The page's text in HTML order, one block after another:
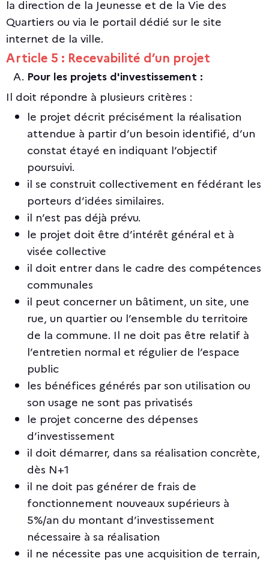
la direction de la Jeunesse et de la Vie des
Quartiers ou via le portail dédié sur le site
internet de la ville.
Article 5 : Recevabilité d’un projet
Pour les projets d'investissement :
Il doit répondre à plusieurs critères :
le projet décrit précisément la réalisation
attendue à partir d’un besoin identifié, d’un
constat étayé en indiquant l’objectif
poursuivi.
il se construit collectivement en fédérant les
porteurs d’idées similaires.
il n’est pas déjà prévu.
le projet doit être d’intérêt général et à
visée collective
il doit entrer dans le cadre des compétences
communales
il peut concerner un bâtiment, un site, une
rue, un quartier ou l’ensemble du territoire
de la commune. Il ne doit pas être relatif à
l’entretien normal et régulier de l’espace
public
les bénéfices générés par son utilisation ou
son usage ne sont pas privatisés
le projet concerne des dépenses
d’investissement
il doit démarrer, dans sa réalisation concrète,
dès N+1
il ne doit pas générer de frais de
fonctionnement nouveaux supérieurs à
5%/an du montant d’investissement
nécessaire à sa réalisation
il ne nécessite pas une acquisition de terrain,